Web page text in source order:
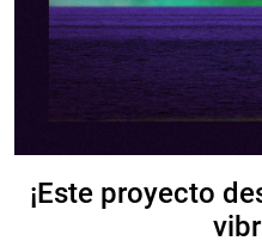
¡Este proyecto